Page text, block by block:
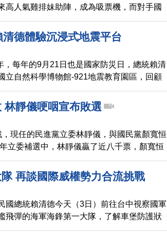
高人氣雞排妹助陣，成為吸票機，而對手國
影片，強調46年來，在這裡長大，在這裡成
德體驗沉浸式地震平台
，每年的9月21日也是國家防災日，總統賴清
立自然科學博物館-921地震教育園區，回顧
害。
林靜儀哽咽宣布敗選
現任的民進黨立委林靜儀，與國民黨顏寬恒
立委補選中，林靜儀贏了近八千票，顏寬恒
以11萬8962票勝選，林靜儀也哽咽宣布敗
再談國際威權勢力合流挑戰
國總統賴清德今天（3日）前往台中視察國軍
飛彈的海軍海鋒第一大隊，了解車堡防護狀
陸軍清泉崗營區重申，中俄朝等威權勢力合